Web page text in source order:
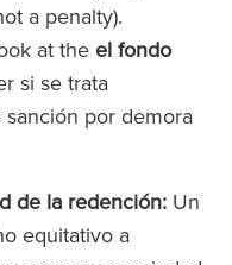
a penalty).
at the el fondo
si se trata
por demora
de la redención: Un
equitativo a